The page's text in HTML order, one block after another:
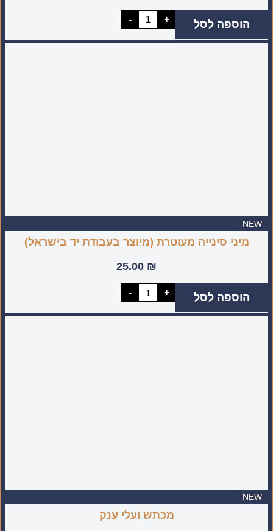
-
כמות
של
שף
+ הוספה לסל
NEW
מיני סינייה מעוטרת (מיוצר בעבודת יד בישראל)
25.00 ₪
-
כמות
של
סינייה
+ הוספה לסל
NEW
מכתש ועלי ענק